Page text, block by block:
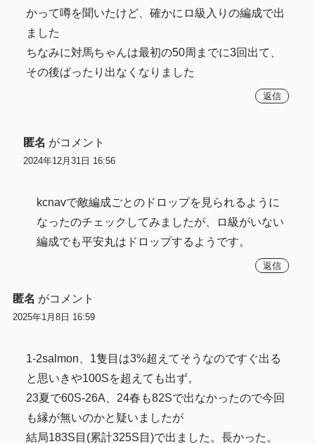
かって噂を聞いたけど、確かにロ級入りの編成で出
ました
ちなみに対馬ちゃんは最初の50周までに3回出て、
その後ぱったり出なくなりました
返信
匿名 がコメント
2024年12月31日 16:56
kcnavで敵編成ごとのドロップを見られるように
なったのチェックしてみましたが、ロ級がいない
編成でも平安丸はドロップするようです。
返信
匿名 がコメント
2025年1月8日 16:59
1-2salmon、1隻目は3%超えてそうなのですぐ出る
と思いきや100Sを超えても出ず。
23夏で60S-26A、24春も82Sで出なかったので今回
も縁が無いのかと疑いましたが
結局183S目(累計325S目)で出ました。長かった。